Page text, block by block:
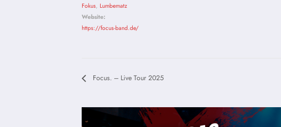
Fokus, Lumbematz
Website:
https://focus-band.de/
Focus. – Live Tour 2025